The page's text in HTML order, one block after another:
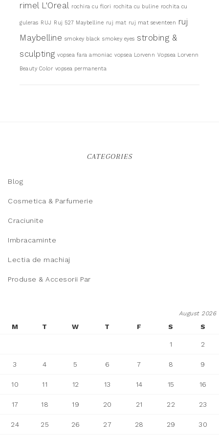
rimel L'Oreal rochira cu flori rochita cu buline rochita cu
guleras RUJ Ruj 527 Maybelline ruj mat ruj mat seventeen ruj
Maybelline smokey black smokey eyes strobing &
sculpting vopsea fara amoniac vopsea Lorvenn Vopsea Lorvenn
Beauty Color vopsea permanenta
CATEGORIES
Blog
Cosmetica & Parfumerie
Craciunite
Imbracaminte
Lectia de machiaj
Produse & Accesorii Par
August 2026
M T W T F S S
1 2
3 4 5 6 7 8 9
10 11 12 13 14 15 16
17 18 19 20 21 22 23
24 25 26 27 28 29 30